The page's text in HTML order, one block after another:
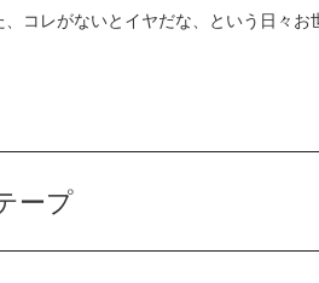
コレがないとイヤだな、という日々
ープ